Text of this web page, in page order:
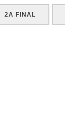
2A FINAL